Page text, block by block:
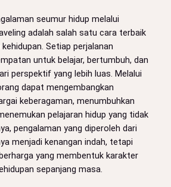
seumur hidup melalui
adalah salah satu cara terbaik
Setiap perjalanan
untuk belajar, bertumbuh, dan
perspektif yang lebih luas. Melalui
dapat mengembangkan
keberagaman, menumbuhkan
pelajaran hidup yang tidak
pengalaman yang diperoleh dari
menjadi kenangan indah, tetapi
yang membentuk karakter
sepanjang masa.